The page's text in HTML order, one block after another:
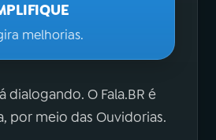
melhorias.
dialogando. O Fala.BR é
por meio das Ouvidorias.